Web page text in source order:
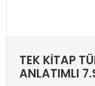
TEK KİTAP
ANLATIMLI